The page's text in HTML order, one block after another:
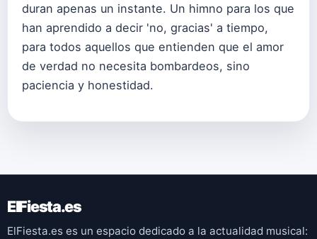
duran apenas un instante. Un himno para los que
han aprendido a decir 'no, gracias' a tiempo,
para todos aquellos que entienden que el amor
de verdad no necesita bombardeos, sino
paciencia y honestidad.
ElFiesta.es
ElFiesta.es es un espacio dedicado a la actualidad musical: